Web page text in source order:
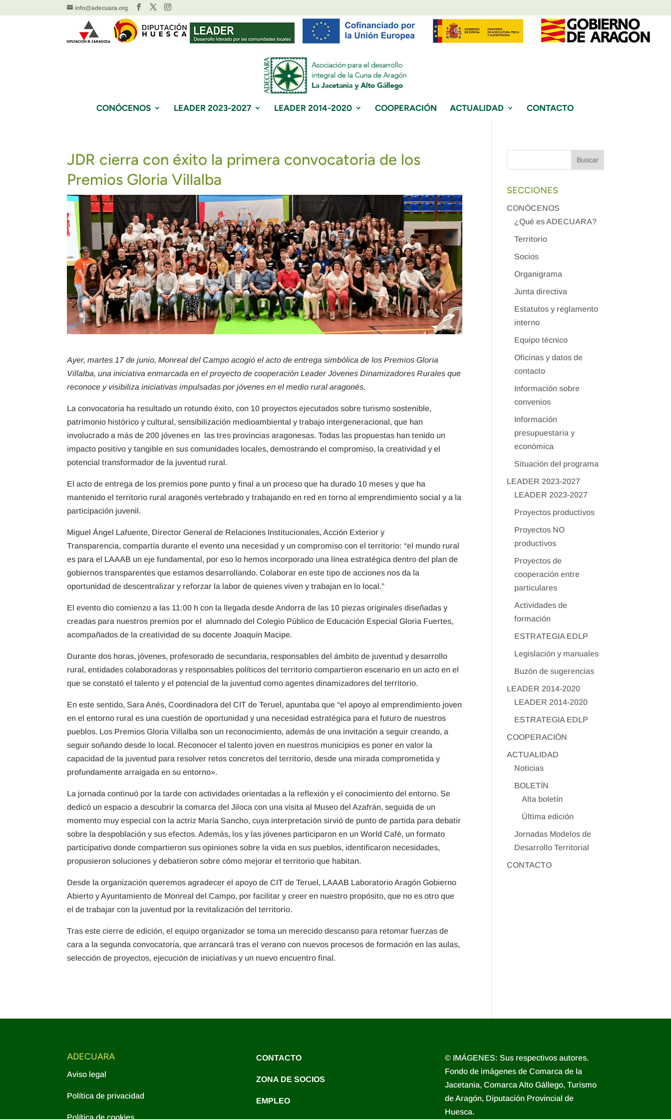
info@adecuara.org
CONÓCENOS LEADER 2023-2027 LEADER 2014-2020 COOPERACIÓN ACTUALIDAD CONTACTO
JDR cierra con éxito la primera convocatoria de los
Premios Gloria Villalba
Ayer, martes 17 de junio, Monreal del Campo acogió el acto de entrega simbólica de los Premios Gloria
Villalba, una iniciativa enmarcada en el proyecto de cooperación Leader Jóvenes Dinamizadores Rurales que
reconoce y visibiliza iniciativas impulsadas por jóvenes en el medio rural aragonés.
La convocatoria ha resultado un rotundo éxito, con 10 proyectos ejecutados sobre turismo sostenible,
patrimonio histórico y cultural, sensibilización medioambiental y trabajo intergeneracional, que han
involucrado a más de 200 jóvenes en las tres provincias aragonesas. Todas las propuestas han tenido un
impacto positivo y tangible en sus comunidades locales, demostrando el compromiso, la creatividad y el
potencial transformador de la juventud rural.
El acto de entrega de los premios pone punto y final a un proceso que ha durado 10 meses y que ha
mantenido el territorio rural aragonés vertebrado y trabajando en red en torno al emprendimiento social y a la
participación juvenil.
Miguel Ángel Lafuente, Director General de Relaciones Institucionales, Acción Exterior y
Transparencia, compartía durante el evento una necesidad y un compromiso con el territorio: “el mundo rural
es para el LAAAB un eje fundamental, por eso lo hemos incorporado una línea estratégica dentro del plan de
gobiernos transparentes que estamos desarrollando. Colaborar en este tipo de acciones nos da la
oportunidad de descentralizar y reforzar la labor de quienes viven y trabajan en lo local.”
El evento dio comienzo a las 11:00 h con la llegada desde Andorra de las 10 piezas originales diseñadas y
creadas para nuestros premios por el alumnado del Colegio Público de Educación Especial Gloria Fuertes,
acompañados de la creatividad de su docente Joaquín Macipe.
Durante dos horas, jóvenes, profesorado de secundaria, responsables del ámbito de juventud y desarrollo
rural, entidades colaboradoras y responsables políticos del territorio compartieron escenario en un acto en el
que se constató el talento y el potencial de la juventud como agentes dinamizadores del territorio.
En este sentido, Sara Anés, Coordinadora del CIT de Teruel, apuntaba que “el apoyo al emprendimiento joven
en el entorno rural es una cuestión de oportunidad y una necesidad estratégica para el futuro de nuestros
pueblos. Los Premios Gloria Villalba son un reconocimiento, además de una invitación a seguir creando, a
seguir soñando desde lo local. Reconocer el talento joven en nuestros municipios es poner en valor la
capacidad de la juventud para resolver retos concretos del territorio, desde una mirada comprometida y
profundamente arraigada en su entorno».
La jornada continuó por la tarde con actividades orientadas a la reflexión y el conocimiento del entorno. Se
dedicó un espacio a descubrir la comarca del Jiloca con una visita al Museo del Azafrán, seguida de un
momento muy especial con la actriz María Sancho, cuya interpretación sirvió de punto de partida para debatir
sobre la despoblación y sus efectos. Además, los y las jóvenes participaron en un World Café, un formato
participativo donde compartieron sus opiniones sobre la vida en sus pueblos, identificaron necesidades,
propusieron soluciones y debatieron sobre cómo mejorar el territorio que habitan.
Desde la organización queremos agradecer el apoyo de CIT de Teruel, LAAAB Laboratorio Aragón Gobierno
Abierto y Ayuntamiento de Monreal del Campo, por facilitar y creer en nuestro propósito, que no es otro que
el de trabajar con la juventud por la revitalización del territorio.
Tras este cierre de edición, el equipo organizador se toma un merecido descanso para retomar fuerzas de
cara a la segunda convocatoria, que arrancará tras el verano con nuevos procesos de formación en las aulas,
selección de proyectos, ejecución de iniciativas y un nuevo encuentro final.
SECCIONES
CONÓCENOS
¿Qué es ADECUARA?
Territorio
Socios
Organigrama
Junta directiva
Estatutos y reglamento
interno
Equipo técnico
Oficinas y datos de
contacto
Información sobre
convenios
Información
presupuestaria y
económica
Situación del programa
LEADER 2023-2027
LEADER 2023-2027
Proyectos productivos
Proyectos NO
productivos
Proyectos de
cooperación entre
particulares
Actividades de
formación
ESTRATEGIA EDLP
Legislación y manuales
Buzón de sugerencias
LEADER 2014-2020
LEADER 2014-2020
ESTRATEGIA EDLP
COOPERACIÓN
ACTUALIDAD
Noticias
BOLETÍN
Alta boletín
Última edición
Jornadas Modelos de
Desarrollo Territorial
CONTACTO
ADECUARA
Aviso legal
Política de privacidad
Política de cookies
CONTACTO
ZONA DE SOCIOS
EMPLEO
© IMÁGENES: Sus respectivos autores.
Fondo de imágenes de Comarca de la
Jacetania, Comarca Alto Gállego, Turismo
de Aragón, Diputación Provincial de
Huesca.